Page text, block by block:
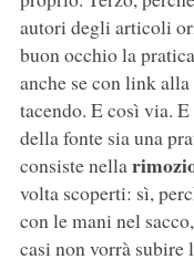
autori degli articoli
buon occhio la
anche se con link
tacendo. E così via.
della fonte sia una
consiste nella
volta scoperti: sì,
con le mani nel
casi non vorrà